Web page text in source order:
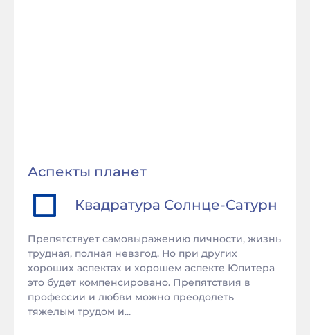
Аспекты планет
Квадратура Солнце-Сатурн
Препятствует самовыражению личности, жизнь
трудная, полная невзгод. Но при других
хороших аспектах и хорошем аспекте Юпитера
это будет компенсировано. Препятствия в
профессии и любви можно преодолеть
тяжелым трудом и...